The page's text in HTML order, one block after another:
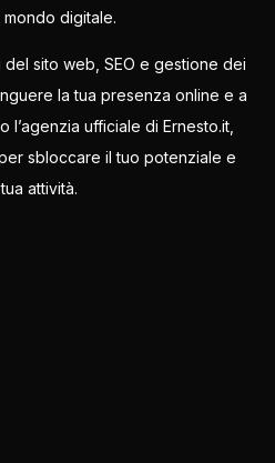
digitale.
sito web, SEO e gestione dei
la tua presenza online e a
l’agenzia ufficiale di Ernesto.it,
sbloccare il tuo potenziale e
attività.